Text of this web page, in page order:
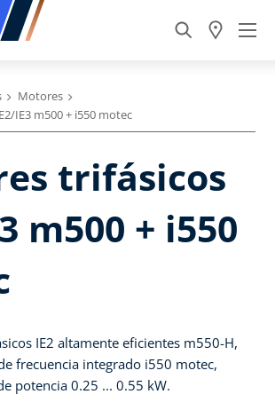
Motores
IE3 m500 + i550 motec
trifásicos
m500 + i550
IE2 altamente eficientes m550-H,
frecuencia integrado i550 motec,
potencia 0.25 ... 0.55 kW.